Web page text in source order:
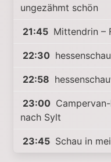
ungezähmt schön
21:45 Mittendrin –
22:30 hessenschau
22:58
23:00
nach Sylt
23:45 Schau in